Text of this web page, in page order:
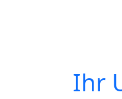
Ihr